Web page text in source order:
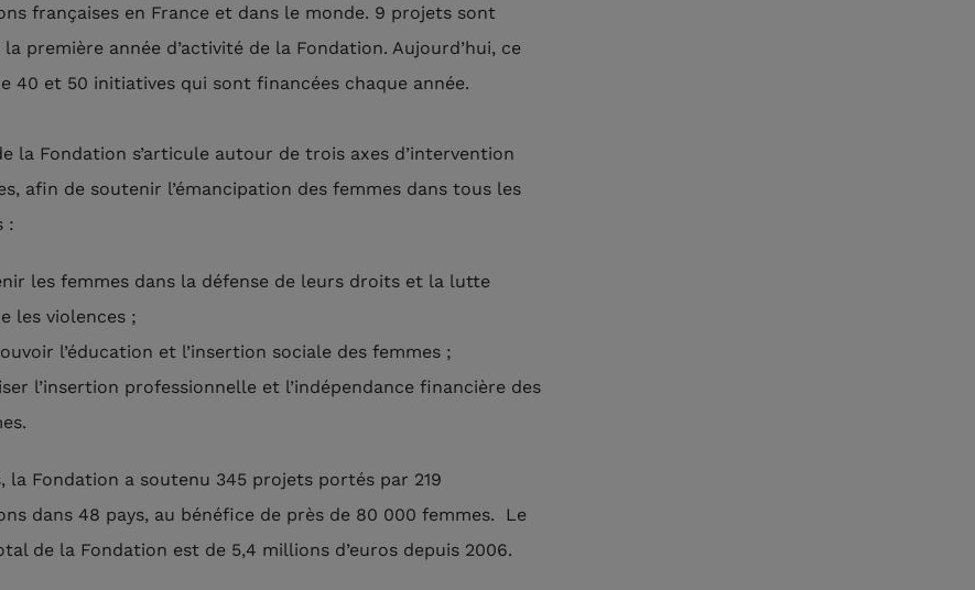
françaises en France et dans le monde. 9 projets sont
première année d’activité de la Fondation. Aujourd’hui, ce
40 et 50 initiatives qui sont financées chaque année.
la Fondation s’articule autour de trois axes d’intervention
afin de soutenir l’émancipation des femmes dans tous les
:
les femmes dans la défense de leurs droits et la lutte
les violences ;
l’éducation et l’insertion sociale des femmes ;
l’insertion professionnelle et l’indépendance financière des
la Fondation a soutenu 345 projets portés par 219
dans 48 pays, au bénéfice de près de 80 000 femmes. Le
de la Fondation est de 5,4 millions d’euros depuis 2006.